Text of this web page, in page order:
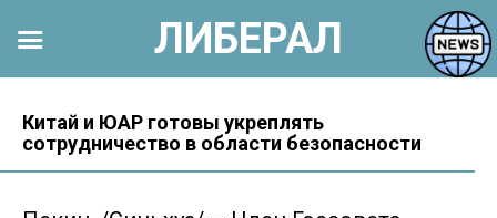
контенту
Китай и ЮАР готовы укреплять
сотрудничество в области безопасности
ЛИБЕРАЛ